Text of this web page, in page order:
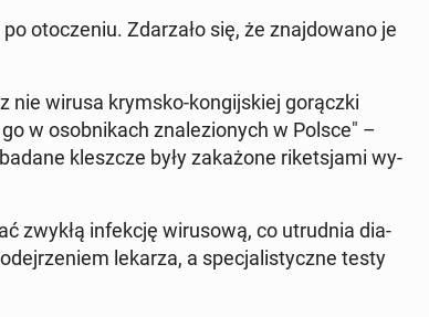
oto­cze­niu. Zda­rza­ło się, że znaj­do­wa­no je
nie wirusa krymsko-kon­gij­skiej go­rącz­ki
w osob­ni­kach zna­le­zio­nych w Polsce" –
klesz­cze były za­ka­żo­ne ri­ket­sja­mi wy­
zwykłą in­fek­cję wi­ru­so­wą, co utrud­nia dia­
lekarza, a spe­cja­li­stycz­ne testy